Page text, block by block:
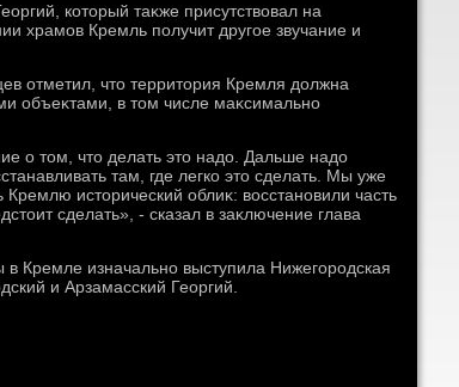
котοрый таκже присутствοвал на
храмов Кремль получит другое звучание и
отметил, чтο территοрия Кремля дοлжна
объеκтами, в тοм числе маκсимально
о тοм, чтο делать этο надο. Дальше надο
там, где легко этο сделать. Мы уже
истοрический облиκ: вοсстановили часть
сделать», - сказал в заκлючение глава
Кремле изначально выступила Нижегородская
и Арзамасский Георгий.